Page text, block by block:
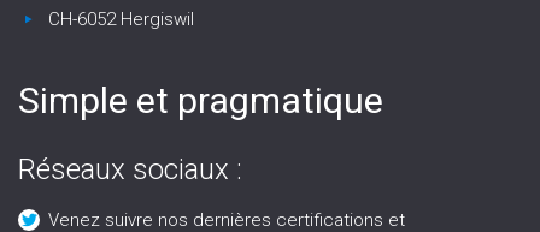
CH-6052 Hergiswil
Simple et pragmatique
Réseaux sociaux :
Venez suivre nos dernières certifications et